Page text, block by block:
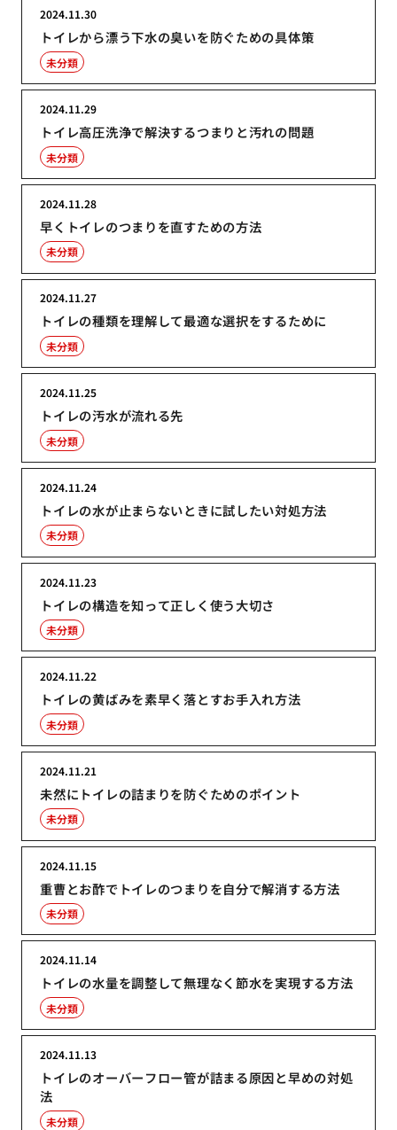
トイレから漂う下水の臭いを防ぐための具体策
2024.11.30
未分類
トイレ高圧洗浄で解決するつまりと汚れの問題
2024.11.29
未分類
早くトイレのつまりを直すための方法
2024.11.28
未分類
トイレの種類を理解して最適な選択をするために
2024.11.27
未分類
トイレの汚水が流れる先
2024.11.25
未分類
トイレの水が止まらないときに試したい対処方法
2024.11.24
未分類
トイレの構造を知って正しく使う大切さ
2024.11.23
未分類
トイレの黄ばみを素早く落とすお手入れ方法
2024.11.22
未分類
未然にトイレの詰まりを防ぐためのポイント
2024.11.21
未分類
重曹とお酢でトイレのつまりを自分で解消する方法
2024.11.15
未分類
トイレの水量を調整して無理なく節水を実現する方法
2024.11.14
未分類
トイレのオーバーフロー管が詰まる原因と早めの対処
法
2024.11.13
未分類